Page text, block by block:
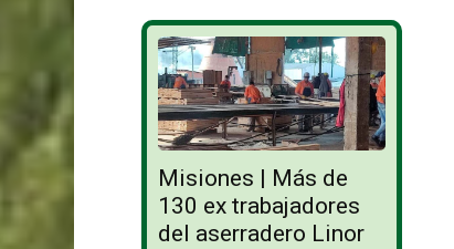
Misiones | Más de
130 ex trabajadores
del aserradero Linor